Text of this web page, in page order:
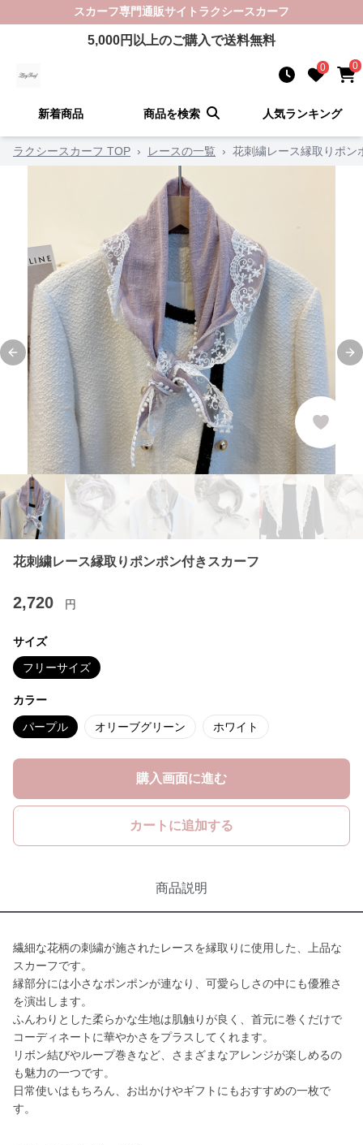
スカーフ専門通販サイト ラクシースカーフ
5,000円以上のご購入で送料無料
0 0
新着商品 商品を検索 人気ランキング
ラクシースカーフ TOP › レースの一覧 › 花刺繍レース縁取りポン
Previous slide
花刺繍レース縁取りポンポン付きスカーフ
2,720 円
サイズ
フリーサイズ
カラー
パープル オリーブグリーン ホワイト
購入画面に進む
カートに追加する
商品説明
繊細な花柄の刺繍が施されたレースを縁取りに使用した、上品な
スカーフです。
縁部分には小さなポンポンが連なり、可愛らしさの中にも優雅さ
を演出します。
ふんわりとした柔らかな生地は肌触りが良く、首元に巻くだけで
コーディネートに華やかさをプラスしてくれます。
リボン結びやループ巻きなど、さまざまなアレンジが楽しめるの
も魅力の一つです。
日常使いはもちろん、お出かけやギフトにもおすすめの一枚で
す。